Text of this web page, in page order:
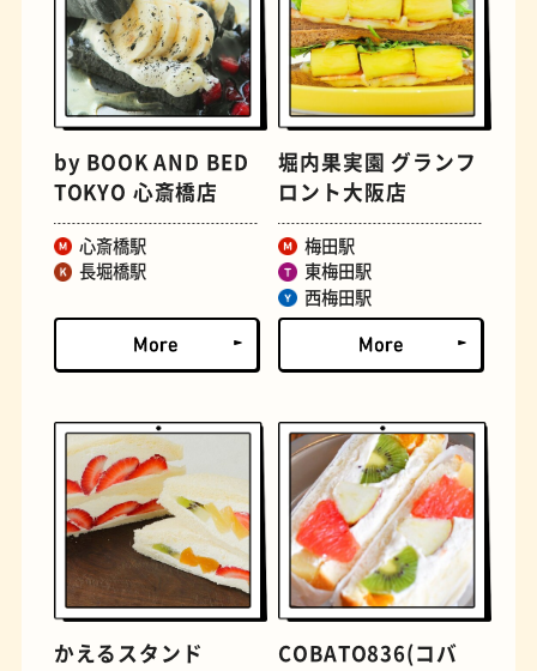
古着 お好み焼き
握り寿司 花屋
by BOOK AND BED
TOKYO 心斎橋店
心斎橋駅
長堀橋駅
堀内果実園 グランフ
ロント大阪店
梅田駅
東梅田駅
西梅田駅
かえるスタンド
COBATO836(コバ